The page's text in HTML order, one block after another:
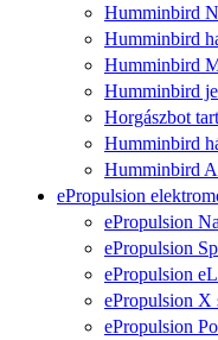
Humminbird
Humminbird
Humminbird
Humminbird
Horgászbot
Humminbird
Humminbird
ePropulsion
ePropulsion
ePropulsion
ePropulsion
ePropulsion X
ePropulsion